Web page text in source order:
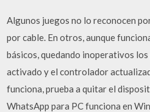
Algunos juegos no lo reconocen
por cable. En otros, aunque
básicos, quedando inoperativos
activado y el controlador
funciona, prueba a quitar el
WhatsApp para PC funciona en